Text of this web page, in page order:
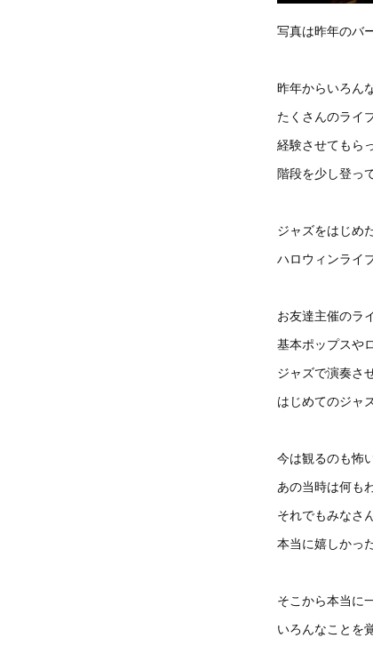
写真は昨年のバ
昨年からいろん
たくさんのライ
経験させてもら
階段を少し登っ
ジャズをはじめ
ハロウィンライブ
お友達主催のラ
基本ポップスや
ジャズで演奏さ
はじめてのジャ
今は観るのも怖
あの当時は何も
それでもみなさ
本当に嬉しかっ
そこから本当に
いろんなことを